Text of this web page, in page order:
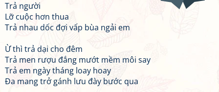
Trả người
Lỡ cuộc hơn thua
Trả nhau dốc đợi vấp bùa ngải em
Ừ thì trả dại cho đêm
Trả men rượu đắng mướt mềm môi say
Trả em ngày tháng loay hoay
Đa mang trở gánh lưu đày bước qua